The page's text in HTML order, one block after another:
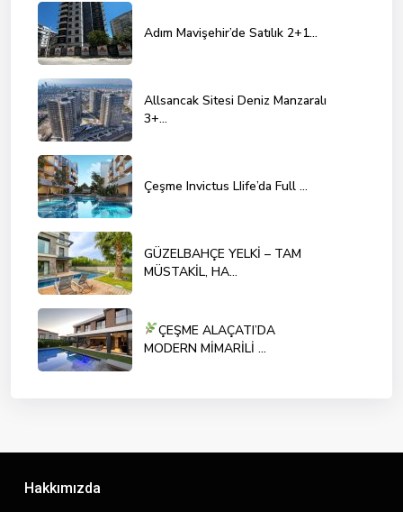
Adım Mavişehir’de Satılık 2+1...
Allsancak Sitesi Deniz Manzaralı
3+...
Çeşme Invictus LIife’da Full ...
GÜZELBAHÇE YELKİ – TAM
MÜSTAKİL, HA...
ÇEŞME ALAÇATI’DA
MODERN MİMARİLİ ...
Hakkımızda